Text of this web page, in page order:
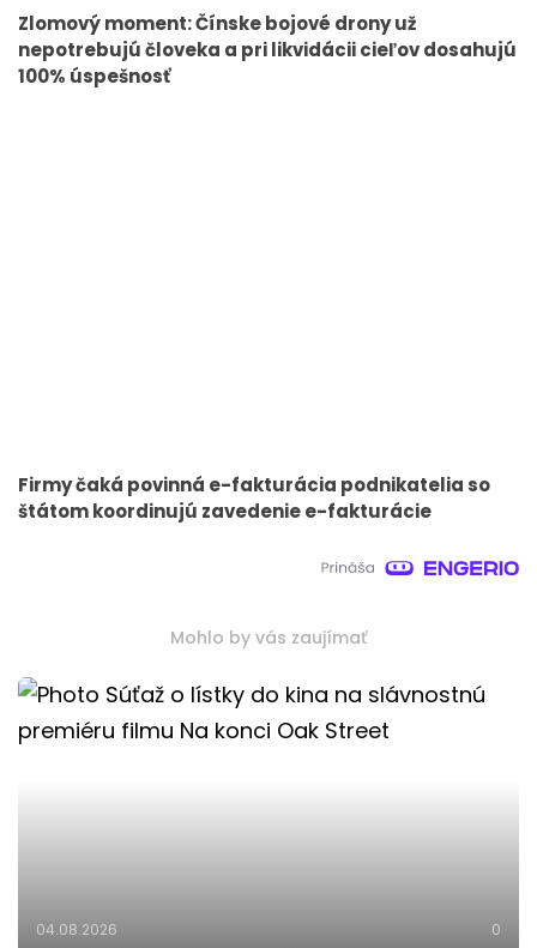
Zlomový moment: Čínske bojové drony už
nepotrebujú človeka a pri likvidácii cieľov dosahujú
100% úspešnosť
Firmy čaká povinná e-fakturácia podnikatelia so
štátom koordinujú zavedenie e-fakturácie
Mohlo by vás zaujímať
04.08.2026 0